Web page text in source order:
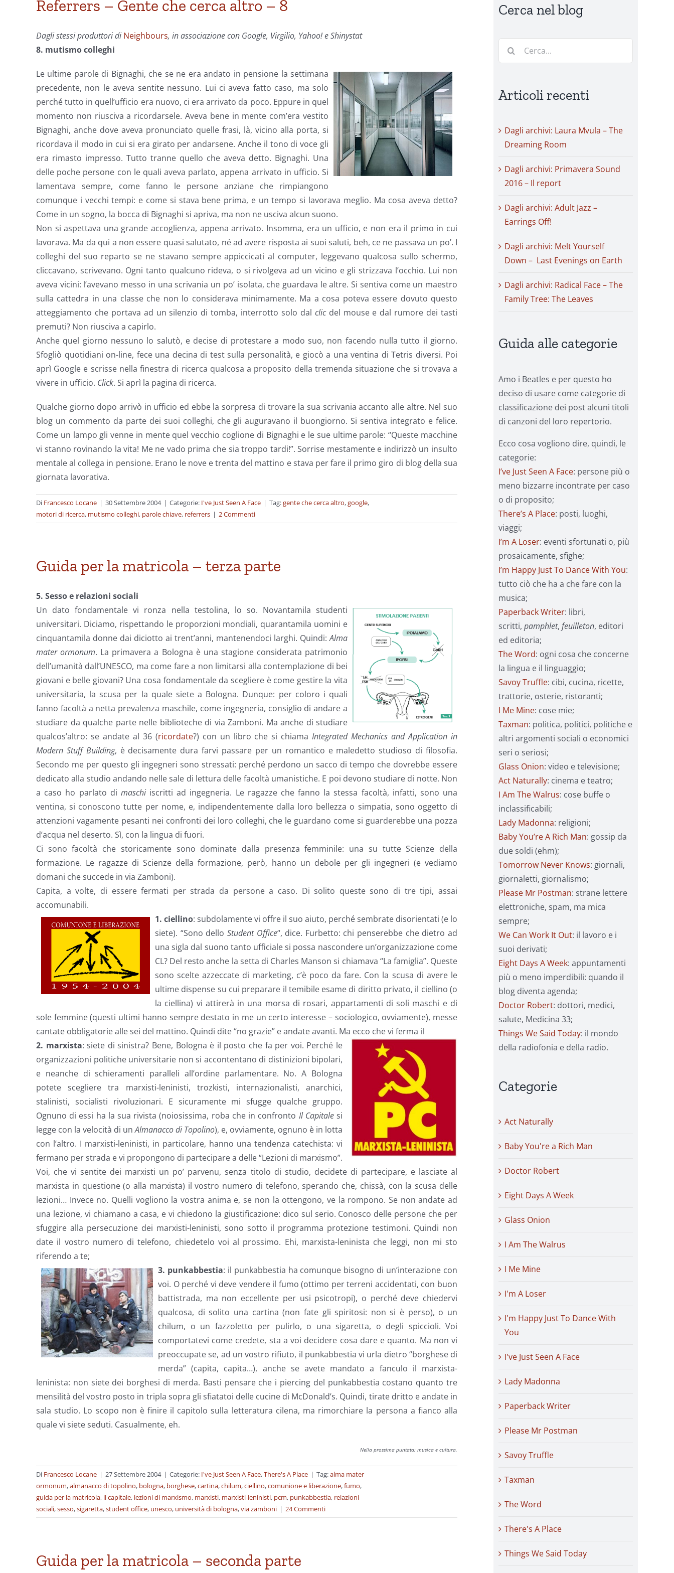
Referrers – Gente che cerca altro – 8
Dagli stessi produttori di Neighbours, in associazione con Google, Virgilio, Yahoo! e Shinystat
8. mutismo colleghi
Le ultime parole di Bignaghi, che se ne era andato in pensione la settimana
precedente, non le aveva sentite nessuno. Lui ci aveva fatto caso, ma solo
perché tutto in quell’ufficio era nuovo, ci era arrivato da poco. Eppure in quel
momento non riusciva a ricordarsele. Aveva bene in mente com’era vestito
Bignaghi, anche dove aveva pronunciato quelle frasi, là, vicino alla porta, si
ricordava il modo in cui si era girato per andarsene. Anche il tono di voce gli
era rimasto impresso. Tutto tranne quello che aveva detto. Bignaghi. Una
delle poche persone con le quali aveva parlato, appena arrivato in ufficio. Si
lamentava sempre, come fanno le persone anziane che rimpiangono
comunque i vecchi tempi: e come si stava bene prima, e un tempo si lavorava meglio. Ma cosa aveva detto?
Come in un sogno, la bocca di Bignaghi si apriva, ma non ne usciva alcun suono.
Non si aspettava una grande accoglienza, appena arrivato. Insomma, era un ufficio, e non era il primo in cui
lavorava. Ma da qui a non essere quasi salutato, né ad avere risposta ai suoi saluti, beh, ce ne passava un po’. I
colleghi del suo reparto se ne stavano sempre appiccicati al computer, leggevano qualcosa sullo schermo,
cliccavano, scrivevano. Ogni tanto qualcuno rideva, o si rivolgeva ad un vicino e gli strizzava l’occhio. Lui non
aveva vicini: l’avevano messo in una scrivania un po’ isolata, che guardava le altre. Si sentiva come un maestro
sulla cattedra in una classe che non lo considerava minimamente. Ma a cosa poteva essere dovuto questo
atteggiamento che portava ad un silenzio di tomba, interrotto solo dal clicdel mouse e dal rumore dei tasti
premuti? Non riusciva a capirlo.
Anche quel giorno nessuno lo salutò, e decise di protestare a modo suo, non facendo nulla tutto il giorno.
Sfogliò quotidiani on-line, fece una decina di test sulla personalità, e giocò a una ventina di Tetris diversi. Poi
aprì Google e scrisse nella finestra di ricerca qualcosa a proposito della tremenda situazione che si trovava a
vivere in ufficio. Click. Si aprì la pagina di ricerca.
Qualche giorno dopo arrivò in ufficio ed ebbe la sorpresa di trovare la sua scrivania accanto alle altre. Nel suo
blog un commento da parte dei suoi colleghi, che gli auguravano il buongiorno. Si sentiva integrato e felice.
Come un lampo gli venne in mente quel vecchio coglione di Bignaghi e le sue ultime parole: “Queste macchine
vi stanno rovinando la vita! Me ne vado prima che sia troppo tardi!”. Sorrise mestamente e indirizzò un insulto
mentale al collega in pensione. Erano le nove e trenta del mattino e stava per fare il primo giro di blog della sua
giornata lavorativa.
Di Francesco Locane | 30 Settembre 2004 | Categorie: I've Just Seen A Face | Tag:gente che cerca altro,google,
motori di ricerca, mutismo colleghi, parole chiave, referrers | 2 Commenti
Guida per la matricola – terza parte
5. Sesso e relazioni sociali
Un dato fondamentale vi ronza nella testolina, lo so. Novantamila studenti
universitari. Diciamo, rispettando le proporzioni mondiali, quarantamila uomini e
cinquantamila donne dai diciotto ai trent’anni, mantenendoci larghi. Quindi:Alma
mater ormonum. La primavera a Bologna è una stagione considerata patrimonio
dell’umanità dall’UNESCO, ma come fare a non limitarsi alla contemplazione di bei
giovani e belle giovani? Una cosa fondamentale da scegliere è come gestire la vita
universitaria, la scusa per la quale siete a Bologna. Dunque: per coloro i quali
fanno facoltà a netta prevalenza maschile, come ingegneria, consiglio di andare a
studiare da qualche parte nelle biblioteche di via Zamboni. Ma anche di studiare
qualcos’altro: se andate al 36 (ricordate?) con un libro che si chiamaIntegrated Mechanics and Application in
Modern Stuff Building, è decisamente dura farvi passare per un romantico e maledetto studioso di filosofia.
Secondo me per questo gli ingegneri sono stressati: perché perdono un sacco di tempo che dovrebbe essere
dedicato alla studio andando nelle sale di lettura delle facoltà umanistiche. E poi devono studiare di notte. Non
a caso ho parlato di maschiiscritti ad ingegneria. Le ragazze che fanno la stessa facoltà, infatti, sono una
ventina, si conoscono tutte per nome, e, indipendentemente dalla loro bellezza o simpatia, sono oggetto di
attenzioni vagamente pesanti nei confronti dei loro colleghi, che le guardano come si guarderebbe una pozza
d’acqua nel deserto. Sì, con la lingua di fuori.
Ci sono facoltà che storicamente sono dominate dalla presenza femminile: una su tutte Scienze della
formazione. Le ragazze di Scienze della formazione, però, hanno un debole per gli ingegneri (e vediamo
domani che succede in via Zamboni).
Capita, a volte, di essere fermati per strada da persone a caso. Di solito queste sono di tre tipi, assai
accomunabili.
1. ciellino: subdolamente vi offre il suo aiuto, perché sembrate disorientati (e lo
siete). “Sono dello Student Office“, dice. Furbetto: chi penserebbe che dietro ad
una sigla dal suono tanto ufficiale si possa nascondere un’organizzazione come
CL? Del resto anche la setta di Charles Manson si chiamava “La famiglia”. Queste
sono scelte azzeccate di marketing, c’è poco da fare. Con la scusa di avere le
ultime dispense su cui preparare il temibile esame di diritto privato, il ciellino (o
la ciellina) vi attirerà in una morsa di rosari, appartamenti di soli maschi e di
sole femmine (questi ultimi hanno sempre destato in me un certo interesse – sociologico, ovviamente), messe
cantate obbligatorie alle sei del mattino. Quindi dite “no grazie” e andate avanti. Ma ecco che vi ferma il
2. marxista: siete di sinistra? Bene, Bologna è il posto che fa per voi. Perché le
organizzazioni politiche universitarie non si accontentano di distinizioni bipolari,
e neanche di schieramenti paralleli all’ordine parlamentare. No. A Bologna
potete scegliere tra marxisti-leninisti, trozkisti, internazionalisti, anarchici,
stalinisti, socialisti rivoluzionari. E sicuramente mi sfugge qualche gruppo.
Ognuno di essi ha la sua rivista (noiosissima, roba che in confronto Il Capitalesi
legge con la velocità di unAlmanacco di Topolino), e, ovviamente, ognuno è in lotta
con l’altro. I marxisti-leninisti, in particolare, hanno una tendenza catechista: vi
fermano per strada e vi propongono di partecipare a delle “Lezioni di marxismo”.
Voi, che vi sentite dei marxisti un po’ parvenu, senza titolo di studio, decidete di partecipare, e lasciate al
marxista in questione (o alla marxista) il vostro numero di telefono, sperando che, chissà, con la scusa delle
lezioni… Invece no. Quelli vogliono la vostra anima e, se non la ottengono, ve la rompono. Se non andate ad
una lezione, vi chiamano a casa, e vi chiedono la giustificazione: dico sul serio. Conosco delle persone che per
sfuggire alla persecuzione dei marxisti-leninisti, sono sotto il programma protezione testimoni. Quindi non
date il vostro numero di telefono, chiedetelo voi al prossimo. Ehi, marxista-leninista che leggi, non mi sto
riferendo a te;
3. punkabbestia: il punkabbestia ha comunque bisogno di un’interazione con
voi. O perché vi deve vendere il fumo (ottimo per terreni accidentati, con buon
battistrada, ma non eccellente per usi psicotropi), o perché deve chiedervi
qualcosa, di solito una cartina (non fate gli spiritosi: non si è perso), o un
chilum, o un fazzoletto per pulirlo, o una sigaretta, o degli spiccioli. Voi
comportatevi come credete, sta a voi decidere cosa dare e quanto. Ma non vi
preoccupate se, ad un vostro rifiuto, il punkabbestia vi urla dietro “borghese di
merda” (capita, capita…), anche se avete mandato a fanculo il marxista-
leninista: non siete dei borghesi di merda. Basti pensare che i piercing del punkabbestia costano quanto tre
mensilità del vostro posto in tripla sopra gli sfiatatoi delle cucine di McDonald’s. Quindi, tirate dritto e andate in
sala studio. Lo scopo non è finire il capitolo sulla letteratura cilena, ma rimorchiare la persona a fianco alla
quale vi siete seduti. Casualmente, eh.
Nella prossima puntata: musica e cultura.
Di Francesco Locane | 27 Settembre 2004 | Categorie: I've Just Seen A Face,There's A Place | Tag:alma mater
ormonum,almanacco di topolino, bologna, borghese,cartina,chilum,ciellino,comunione e liberazione,fumo,
guida per la matricola, il capitale, lezioni di marxismo, marxisti, marxisti-leninisti, pcm, punkabbestia, relazioni
sociali,sesso,sigaretta,student office, unesco, università di bologna,via zamboni | 24 Commenti
Guida per la matricola – seconda parte
Cerca nel blog
Cerca
Articoli recenti
Dagli archivi: Laura Mvula – The
Dreaming Room
Dagli archivi: Primavera Sound
2016 – Il report
Dagli archivi: Adult Jazz –
Earrings Off!
Dagli archivi: Melt Yourself
Down – Last Evenings on Earth
Dagli archivi: Radical Face – The
Family Tree: The Leaves
Guida alle categorie
Amo i Beatles e per questo ho
deciso di usare come categorie di
classificazione dei post alcuni titoli
di canzoni del loro repertorio.
Ecco cosa vogliono dire, quindi, le
categorie:
I’ve Just Seen A Face: persone più o
meno bizzarre incontrate per caso
o di proposito;
There’s A Place: posti, luoghi,
viaggi;
I’m A Loser: eventi sfortunati o, più
prosaicamente, sfighe;
I’m Happy Just To Dance With You:
tutto ciò che ha a che fare con la
musica;
Paperback Writer: libri,
scritti, pamphlet, feuilleton, editori
ed editoria;
The Word: ogni cosa che concerne
la lingua e il linguaggio;
Savoy Truffle: cibi, cucina, ricette,
trattorie, osterie, ristoranti;
I Me Mine: cose mie;
Taxman: politica, politici, politiche e
altri argomenti sociali o economici
seri o seriosi;
Glass Onion: video e televisione;
Act Naturally: cinema e teatro;
I Am The Walrus: cose buffe o
inclassificabili;
Lady Madonna: religioni;
Baby You’re A Rich Man: gossip da
due soldi (ehm);
Tomorrow Never Knows: giornali,
giornaletti, giornalismo;
Please Mr Postman: strane lettere
elettroniche, spam, ma mica
sempre;
We Can Work It Out: il lavoro e i
suoi derivati;
Eight Days A Week: appuntamenti
più o meno imperdibili: quando il
blog diventa agenda;
Doctor Robert: dottori, medici,
salute, Medicina 33;
Things We Said Today: il mondo
della radiofonia e della radio.
Categorie
Act Naturally
Baby You're a Rich Man
Doctor Robert
Eight Days A Week
Glass Onion
I Am The Walrus
I Me Mine
I'm A Loser
I'm Happy Just To Dance With
You
I've Just Seen A Face
Lady Madonna
Paperback Writer
Please Mr Postman
Savoy Truffle
Taxman
The Word
There's A Place
Things We Said Today